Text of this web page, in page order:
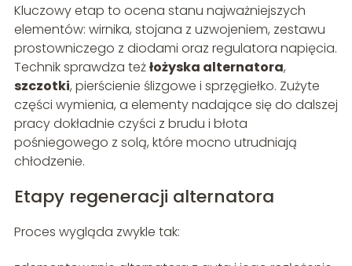
Kluczowy etap to ocena stanu najważniejszych
elementów: wirnika, stojana z uzwojeniem, zestawu
prostowniczego z diodami oraz regulatora napięcia.
Technik sprawdza teżłożyska alternatora,
szczotki, pierścienie ślizgowe i sprzęgiełko. Zużyte
części wymienia, a elementy nadające się do dalszej
pracy dokładnie czyści z brudu i błota
pośniegowego z solą, które mocno utrudniają
chłodzenie.
Etapy regeneracji alternatora
Proces wygląda zwykle tak: